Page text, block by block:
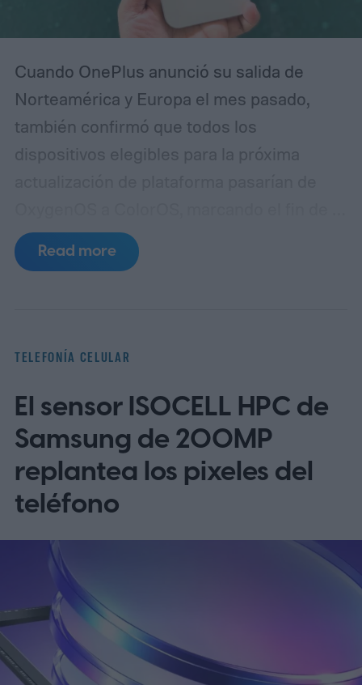
Cuando OnePlus anunció su salida de
Norteamérica y Europa el mes pasado,
también confirmó que todos los
dispositivos elegibles para la próxima
apariencia de Android que ayudó a definir
la marca OnePlus durante más de una
OnePlus ha puesto en marcha lanzando
el OnePlus 15 y el OnePlus 15R. La beta
omite EE. UU. y Europa por ahora
Read more
TELEFONÍA CELULAR
El sensor ISOCELL HPC de
Samsung de 200MP
replantea los pixeles del
teléfono